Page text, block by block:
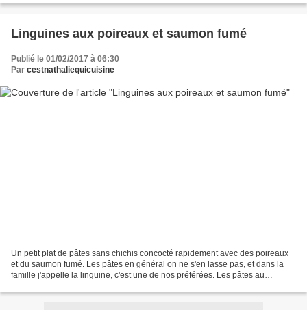
Linguines aux poireaux et saumon fumé
Publié le 01/02/2017 à 06:30
Par cestnathaliequicuisine
Un petit plat de pâtes sans chichis concocté rapidement avec des poireaux
et du saumon fumé. Les pâtes en général on ne s'en lasse pas, et dans la
famille j'appelle la linguine, c'est une de nos préférées. Les pâtes au